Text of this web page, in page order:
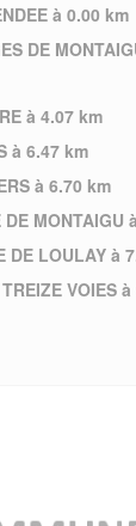
à 0.00 km
DE
à 4.07 km
à 6.47 km
à 6.70 km
MONTAIGU
DE LOULAY à
VOIES